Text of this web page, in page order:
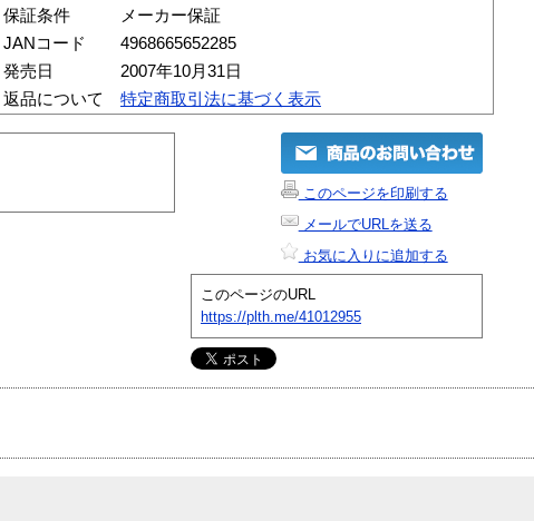
保証条件
メーカー保証
JANコード
4968665652285
発売日
2007年10月31日
返品について
特定商取引法に基づく表示
このページを印刷する
メールでURLを送る
お気に入りに追加する
このページのURL
https://plth.me/41012955